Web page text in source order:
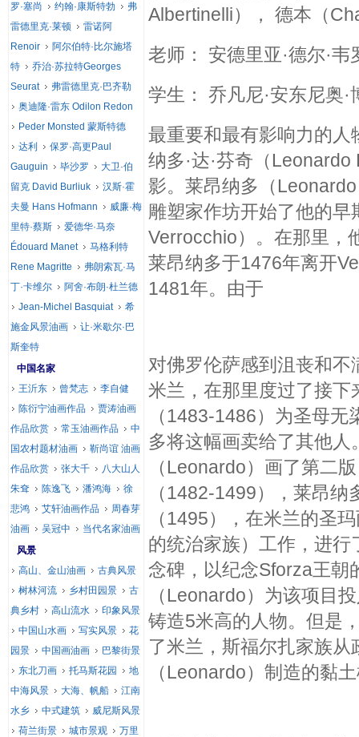
Albertinelli）， 德本（
老师： 安德里亚·德尔·
学生： 乔凡尼·安东尼奥
最重要和最有影响力的
纳多·达·芬奇（
影。莱昂纳多（
雕塑家作坊开始了他的早
Verrocchio）。在那里，
莱昂纳多于1476年离开
1481年。由于
对佛罗伦萨感到沮丧和
米兰，在那里度过了接
（1483-1486）为圣母
多将这幅画卖给了其他
（Leonardo）画了第二
（1482-1499），莱昂
（1495），在米兰的圣
的统治家族）工作，进
念碑，以纪念Sforza王朝
（Leonardo）为该项目
铸造5米高的人物。但是
了米兰，斯福尔扎家族
（Leonardo）制造的黏
罗·塞尚
约翰·康斯特勃
弗
雷德里克·莱顿
雷诺阿
Renoir
阿尔伯特·比尔施塔
特
乔治·苏拉特Georges
Seurat
弗雷德里克·巴齐勒
奥迪隆·雷东 Odilon Redon
Peder Monsted 蒙斯特德
达利
保罗·高更Paul
Gauguin
毕沙罗
大卫·伯
留克 David Burliuk
汉斯·霍
夫曼 Hans Hofmann
威廉·梅
里特·蔡斯
爱德华·马奈
Édouard Manet
马格利特
Rene Magritte
弗朗索瓦·马
丁·卡维尔
阿舍·布朗·杜兰德
Jean-Michel Basquiat
希
施金风景油画
让·米歇尔·巴
斯奎特
中国名家
王沂东
曾梵志
李自健
陈衍宁油画作品
贾涛油画
作品欣赏
常玉油画作品
中
国农村题材油画
靳尚谊 油画
作品欣赏
张大千
八大山人
朱耷
陈逸飞 潘鸿海
徐
悲鸿
艾轩油画作品
周春芽
油画
吴冠中
当代名家油画
风景
高山、金山油画
古典风景
树林河流
乡村田园景
古
典乡村
高山流水
印象风景
中国山水画
写实风景
花
园景
中国画油画
巴黎街景
东北刀画
托马斯花园
地
中海风景
大海、帆船
江南
水乡
中式建筑
威尼斯风景
荷兰街景
城市景观
万里